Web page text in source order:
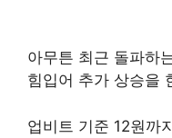
아무튼 최근 돌파하
힘입어 추가 상승을
업비트 기준 12원까